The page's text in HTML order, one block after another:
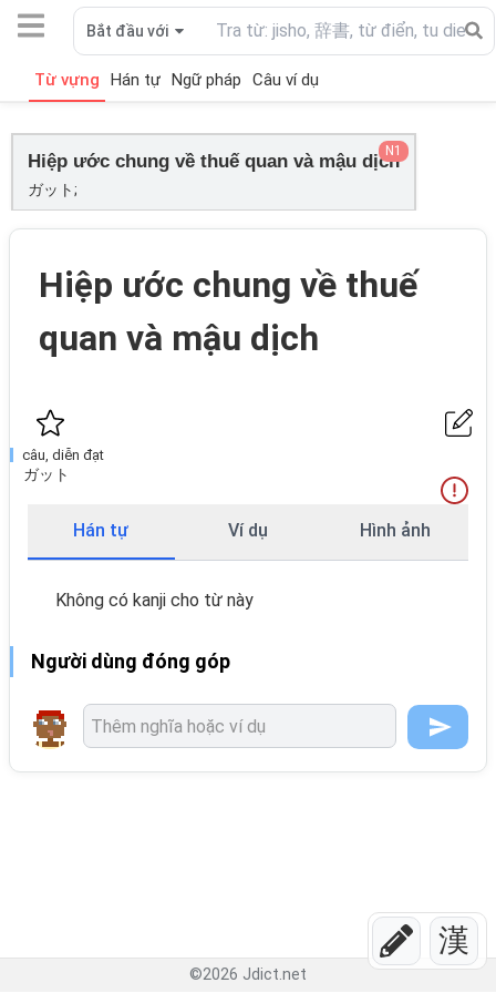
漢
Bắt đầu với
Từ vựng Hán tự Ngữ pháp Câu ví dụ
Hiệp ước chung về thuế quan và mậu dịch
ガット;
N1
Hiệp ước chung về thuế
quan và mậu dịch
câu, diễn đạt
ガット
Hán tự Ví dụ Hình ảnh
Không có kanji cho từ này
Người dùng đóng góp
©2026 Jdict.net